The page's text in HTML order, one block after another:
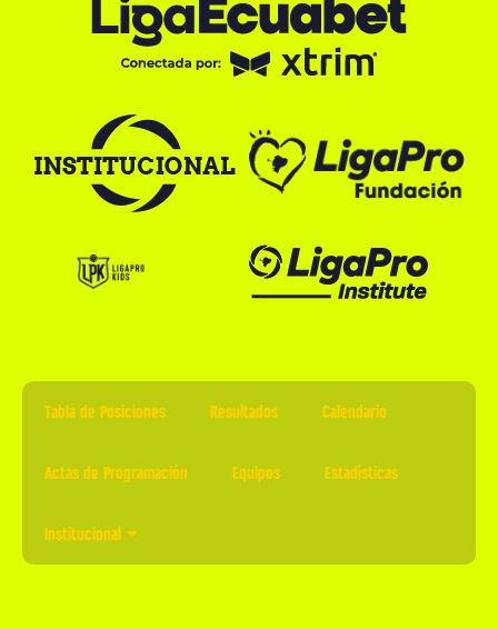
Tabla de Posiciones Resultados Calendario
Actas de Programación Equipos Estadísticas
Institucional